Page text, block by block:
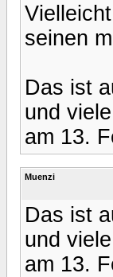
seinen
Das ist
und
am 13.
Muenzi
Das ist
und
am 13.